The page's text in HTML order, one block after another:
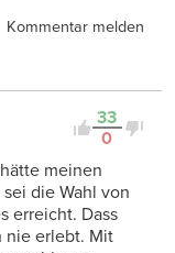
Kommentar melden
33
0
meinen
die Wahl von
erreicht. Dass
nie erlebt. Mit